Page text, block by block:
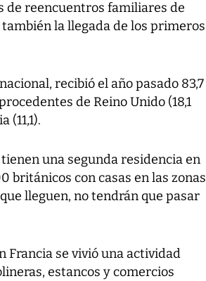
de reencuentros familiares de
la llegada de los primeros
recibió el año pasado 83,7
de Reino Unido (18,1
(11,1).
una segunda residencia en
británicos con casas en las zonas
lleguen, no tendrán que pasar
Francia se vivió una actividad
estancos y comercios